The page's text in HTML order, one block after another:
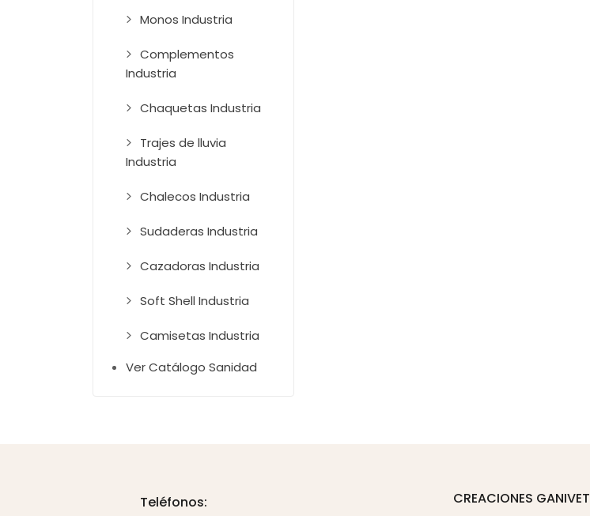
Monos Industria
Complementos
Industria
Chaquetas Industria
Trajes de lluvia
Industria
Chalecos Industria
Sudaderas Industria
Cazadoras Industria
Soft Shell Industria
Camisetas Industria
Ver Catálogo Sanidad
Teléfonos:
CREACIONES GANIVET